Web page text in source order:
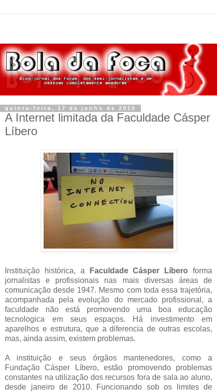
quinta-feira, 17 de junho de 2010
A Internet limitada da Faculdade Cásper
Líbero
Instituição histórica, a Faculdade Cásper Líbero forma
jornalistas e profissionais nas mais diversas áreas de
comunicação desde 1947. Mesmo com toda essa trajetória,
acompanhada pela evolução do mercado profissional, a
faculdade não está promovendo uma boa educação
tecnologica em seus espaços. Há investimento em
aparelhos e estrutura, que a diferencia de outras escolas,
mas, ainda assim, existem problemas.
A instituição e seus órgãos mantenedores, como a
Fundação Cásper Líbero, estão promovendo problemas
constantes na utilização dos recursos fora de sala ao aluno,
desde janeiro de 2010. Funcionando sob os limites de